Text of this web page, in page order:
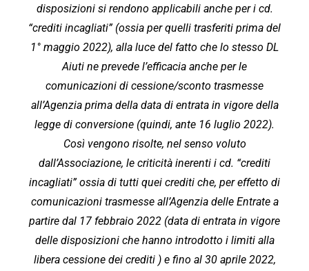
disposizioni si rendono applicabili anche per i cd.
“crediti incagliati” (ossia per quelli trasferiti prima del
1° maggio 2022), alla luce del fatto che lo stesso DL
Aiuti ne prevede l’efficacia anche per le
comunicazioni di cessione/sconto trasmesse
all’Agenzia prima della data di entrata in vigore della
legge di conversione (quindi, ante 16 luglio 2022).
Così vengono risolte, nel senso voluto
dall’Associazione, le criticità inerenti i cd. “crediti
incagliati” ossia di tutti quei crediti che, per effetto di
comunicazioni trasmesse all’Agenzia delle Entrate a
partire dal 17 febbraio 2022 (data di entrata in vigore
delle disposizioni che hanno introdotto i limiti alla
libera cessione dei crediti ) e fino al 30 aprile 2022,